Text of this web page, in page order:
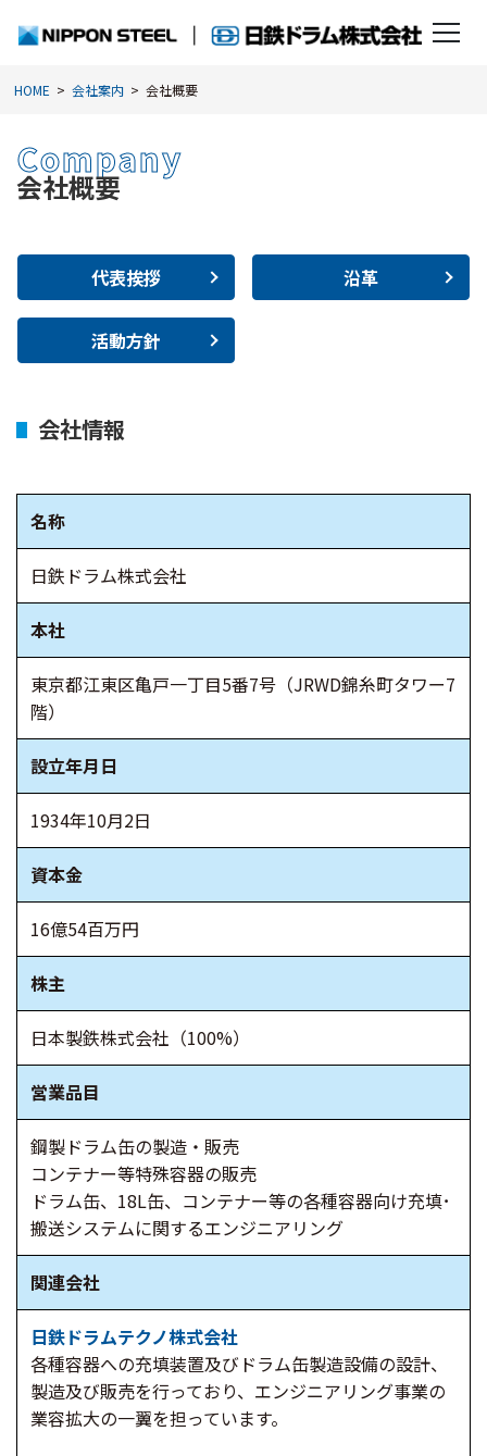
HOME 会社案内 会社概要
Company
会社概要
代表挨拶 沿革
活動方針
会社情報
名称
日鉄ドラム株式会社
本社
東京都江東区亀戸一丁目5番7号（JRWD錦糸町タワー7
階）
設立年月日
1934年10月2日
資本金
16億54百万円
株主
日本製鉄株式会社（100%）
営業品目
鋼製ドラム缶の製造・販売
コンテナー等特殊容器の販売
ドラム缶、18L缶、コンテナー等の各種容器向け充填･
搬送システムに関するエンジニアリング
関連会社
日鉄ドラムテクノ株式会社
各種容器への充填装置及びドラム缶製造設備の設計、
製造及び販売を行っており、エンジニアリング事業の
業容拡大の一翼を担っています。